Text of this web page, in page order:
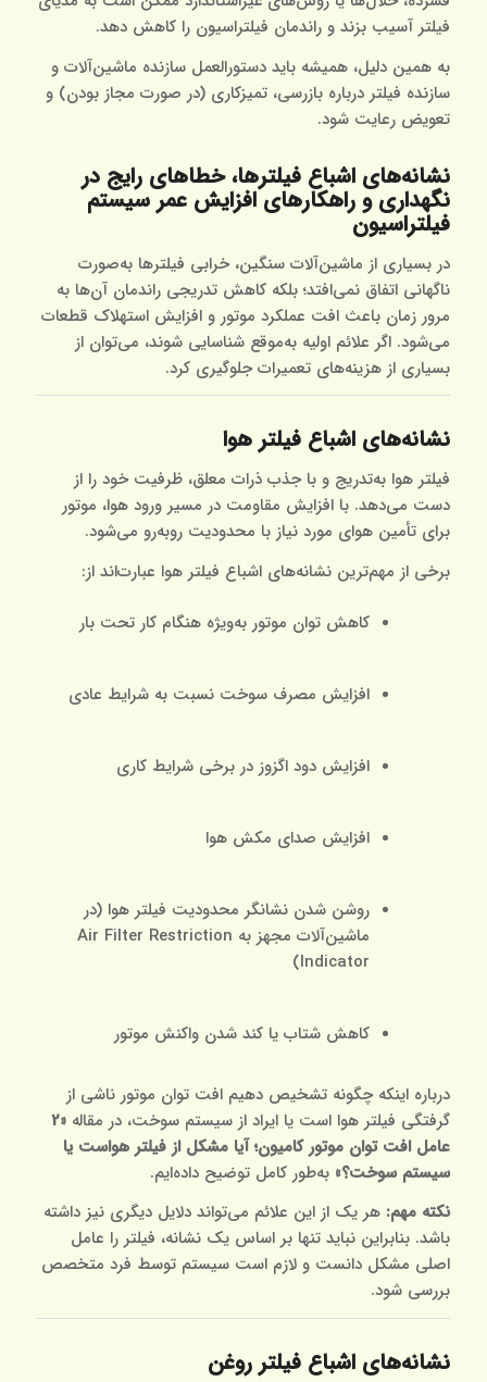
فیلتر آسیب بزند و راندمان فیلتراسیون را کاهش دهد.
به همین دلیل، همیشه باید دستورالعمل سازنده ماشین‌آلات و
سازنده فیلتر درباره بازرسی، تمیزکاری (در صورت مجاز بودن) و
تعویض رعایت شود.
نشانه‌های اشباع فیلترها، خطاهای رایج در
نگهداری و راهکارهای افزایش عمر سیستم
فیلتراسیون
در بسیاری از ماشین‌آلات سنگین، خرابی فیلترها به‌صورت
ناگهانی اتفاق نمی‌افتد؛ بلکه کاهش تدریجی راندمان آن‌ها به
مرور زمان باعث افت عملکرد موتور و افزایش استهلاک قطعات
می‌شود. اگر علائم اولیه به‌موقع شناسایی شوند، می‌توان از
بسیاری از هزینه‌های تعمیرات جلوگیری کرد.
نشانه‌های اشباع فیلتر هوا
فیلتر هوا به‌تدریج و با جذب ذرات معلق، ظرفیت خود را از
دست می‌دهد. با افزایش مقاومت در مسیر ورود هوا، موتور
برای تأمین هوای مورد نیاز با محدودیت روبه‌رو می‌شود.
برخی از مهم‌ترین نشانه‌های اشباع فیلتر هوا عبارت‌اند از:
کاهش توان موتور به‌ویژه هنگام کار تحت بار
افزایش مصرف سوخت نسبت به شرایط عادی
افزایش دود اگزوز در برخی شرایط کاری
افزایش صدای مکش هوا
روشن شدن نشانگر محدودیت فیلتر هوا (در
ماشین‌آلات مجهز به Air Filter Restriction
Indicator)
کاهش شتاب یا کند شدن واکنش موتور
درباره اینکه چگونه تشخیص دهیم افت توان موتور ناشی از
گرفتگی فیلتر هوا است یا ایراد از سیستم سوخت، در مقاله «
2
عامل افت توان موتور کامیون؛ آیا مشکل از فیلتر هواست یا
سیستم سوخت؟» به‌طور کامل توضیح داده‌ایم.
نکته مهم: هر یک از این علائم می‌تواند دلایل دیگری نیز داشته
باشد. بنابراین نباید تنها بر اساس یک نشانه، فیلتر را عامل
اصلی مشکل دانست و لازم است سیستم توسط فرد متخصص
بررسی شود.
نشانه‌های اشباع فیلتر روغن